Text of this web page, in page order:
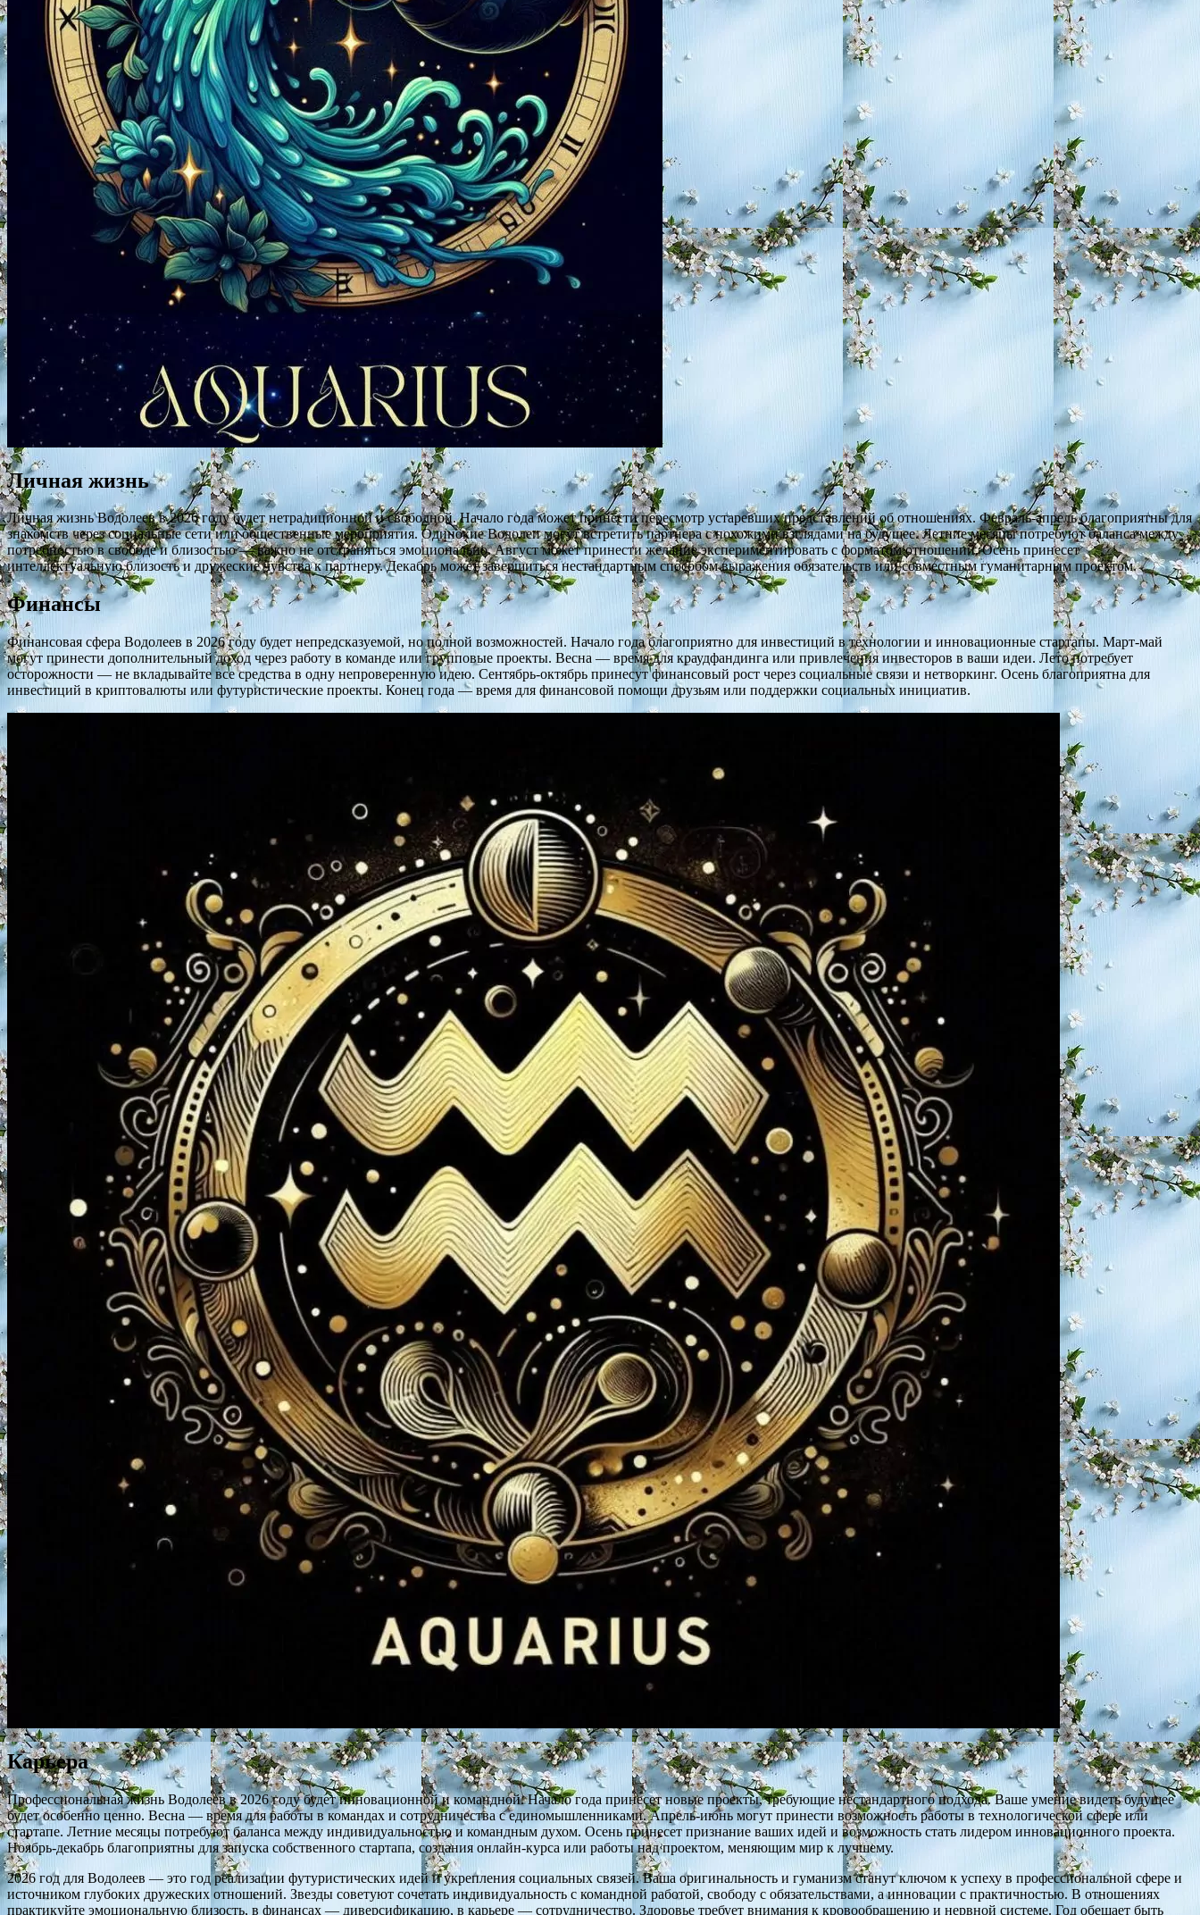
Личная жизнь
Личная жизнь Водолеев в 2026 году будет нетрадиционной и свободной. Начало года может принести пересмотр устаревших представлений об отношениях. Февраль-апрель благоприятны для
знакомств через социальные сети или общественные мероприятия. Одинокие Водолеи могут встретить партнера с похожими взглядами на будущее. Летние месяцы потребуют баланса между
потребностью в свободе и близостью — важно не отстраняться эмоционально. Август может принести желание экспериментировать с форматом отношений. Осень принесет
интеллектуальную близость и дружеские чувства к партнеру. Декабрь может завершиться нестандартным способом выражения обязательств или совместным гуманитарным проектом.
Финансы
Финансовая сфера Водолеев в 2026 году будет непредсказуемой, но полной возможностей. Начало года благоприятно для инвестиций в технологии и инновационные стартапы. Март-май
могут принести дополнительный доход через работу в команде или групповые проекты. Весна — время для краудфандинга или привлечения инвесторов в ваши идеи. Лето потребует
осторожности — не вкладывайте все средства в одну непроверенную идею. Сентябрь-октябрь принесут финансовый рост через социальные связи и нетворкинг. Осень благоприятна для
инвестиций в криптовалюты или футуристические проекты. Конец года — время для финансовой помощи друзьям или поддержки социальных инициатив.
Карьера
Профессиональная жизнь Водолеев в 2026 году будет инновационной и командной. Начало года принесет новые проекты, требующие нестандартного подхода. Ваше умение видеть будущее
будет особенно ценно. Весна — время для работы в командах и сотрудничества с единомышленниками. Апрель-июнь могут принести возможность работы в технологической сфере или
стартапе. Летние месяцы потребуют баланса между индивидуальностью и командным духом. Осень принесет признание ваших идей и возможность стать лидером инновационного проекта.
Ноябрь-декабрь благоприятны для запуска собственного стартапа, создания онлайн-курса или работы над проектом, меняющим мир к лучшему.
2026 год для Водолеев — это год реализации футуристических идей и укрепления социальных связей. Ваша оригинальность и гуманизм станут ключом к успеху в профессиональной сфере и
источником глубоких дружеских отношений. Звезды советуют сочетать индивидуальность с командной работой, свободу с обязательствами, а инновации с практичностью. В отношениях
практикуйте эмоциональную близость, в финансах — диверсификацию, в карьере — сотрудничество. Здоровье требует внимания к кровообращению и нервной системе. Год обещает быть